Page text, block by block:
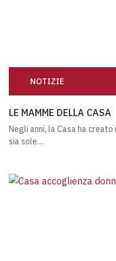
NOTIZIE
LE MAMME DELLA CASA
Negli anni, la Casa ha
sia sole…